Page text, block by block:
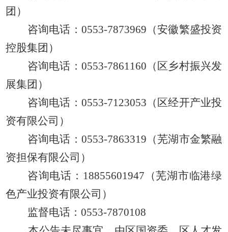
团）
咨询电话： 0553-7873969 （安徽繁盛投资
控股集团）
咨询电话： 0553-7861160 （ 区乡村振兴发
展集团 ）
咨询电话： 0553-7123053（区经开产业投
资有限公司）
咨询电话： 0553-7863319（芜湖市金繁融
资担保有限公司）
咨询电话： 18855601947（芜湖市临港绿
色产业投资有限公司）
监督电话： 0553-7870108